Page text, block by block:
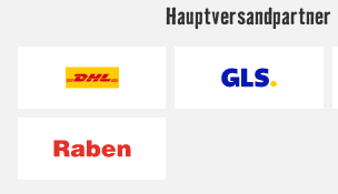
Hauptversandpartner